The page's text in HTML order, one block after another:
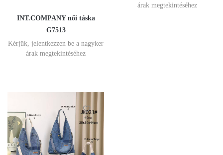
INT.COMPANY női táska
G7513
Kérjük, jelentkezzen be a nagyker
árak megtekintéséhez
árak megtekintéséhez